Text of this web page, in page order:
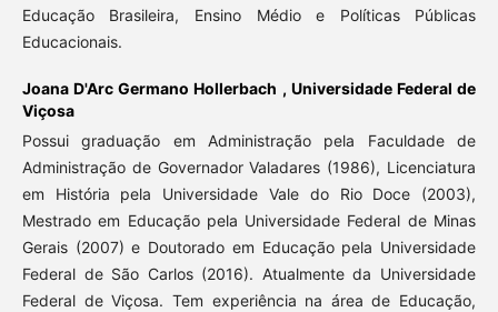
Educação Brasileira, Ensino Médio e Políticas Públicas
Educacionais.
Joana D'Arc Germano Hollerbach , Universidade Federal de
Viçosa
Possui graduação em Administração pela Faculdade de
Administração de Governador Valadares (1986), Licenciatura
em História pela Universidade Vale do Rio Doce (2003),
Mestrado em Educação pela Universidade Federal de Minas
Gerais (2007) e Doutorado em Educação pela Universidade
Federal de São Carlos (2016). Atualmente da Universidade
Federal de Viçosa. Tem experiência na área de Educação,